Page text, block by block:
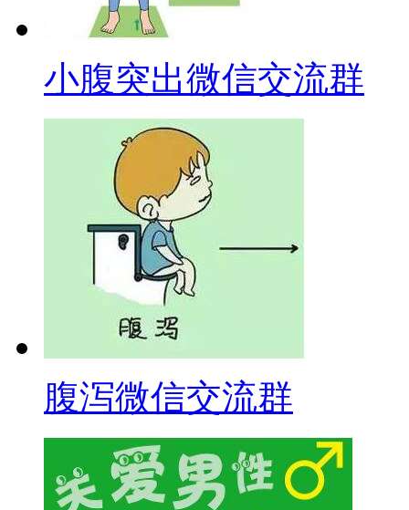
小腹突出微信交流群
腹泻微信交流群